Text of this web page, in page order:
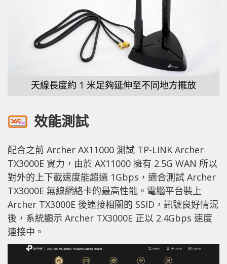
天線長度約 1 米足夠延伸至不同地方擺放
效能測試
配合之前 Archer AX11000 測試 TP-LINK Archer
TX3000E 實力，由於 AX11000 擁有 2.5G WAN 所以
對外的上下載速度能超過 1Gbps，適合測試 Archer
TX3000E 無線網絡卡的最高性能。電腦平台裝上
Archer TX3000E 後連接相關的 SSID，訊號良好情況
後，系統顯示 Archer TX3000E 正以 2.4Gbps 速度
連接中。